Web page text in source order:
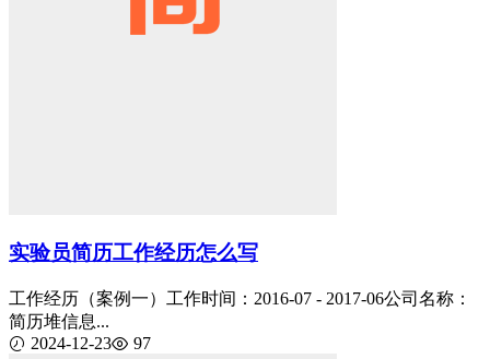
实验员简历工作经历怎么写
工作经历（案例一）工作时间：2016-07 - 2017-06公司名称：
简历堆信息...
2024-12-23
97